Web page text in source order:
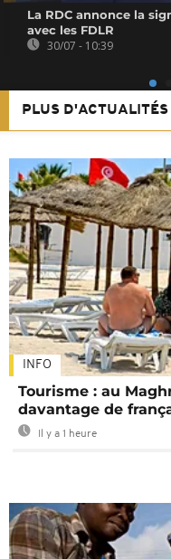
La RDC annonce la
avec les FDLR
30/07 - 10:39
PLUS D'ACTUALITÉS
INFO
Tourisme : au
davantage de
Il y a 1 heure